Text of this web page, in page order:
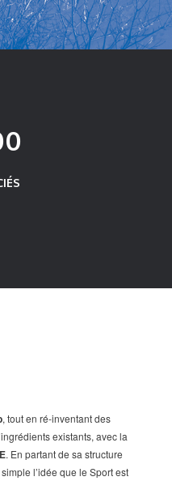
, tout en ré-inventant des
existants, avec la
. En partant de sa structure
l’idée que le Sport est